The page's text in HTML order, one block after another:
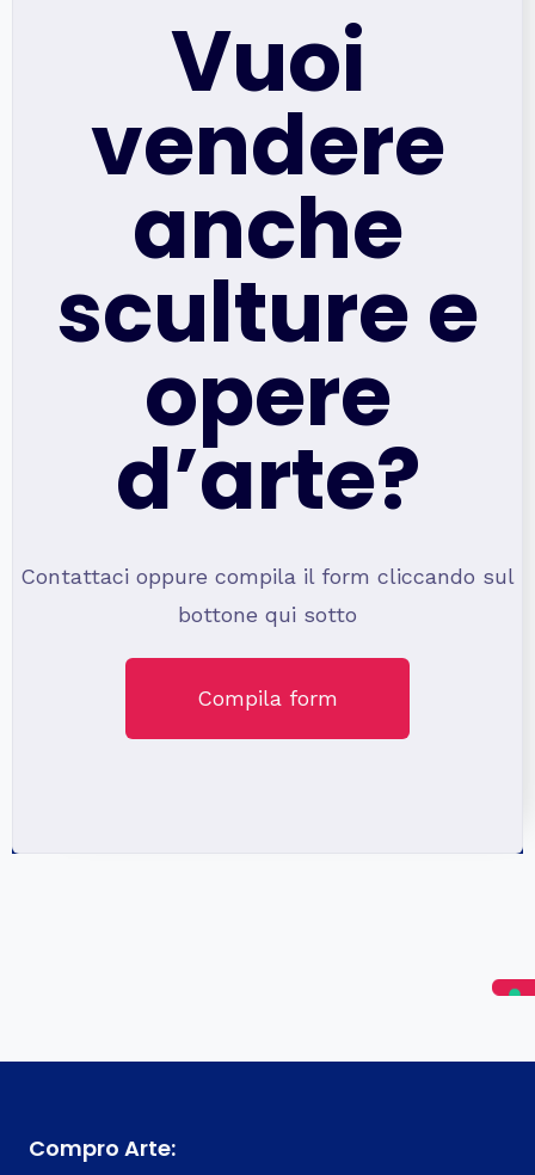
Vuoi
vendere
anche
sculture e
opere
d’arte?
Contattaci oppure compila il form cliccando sul
bottone qui sotto
Compila form
Compro Arte: